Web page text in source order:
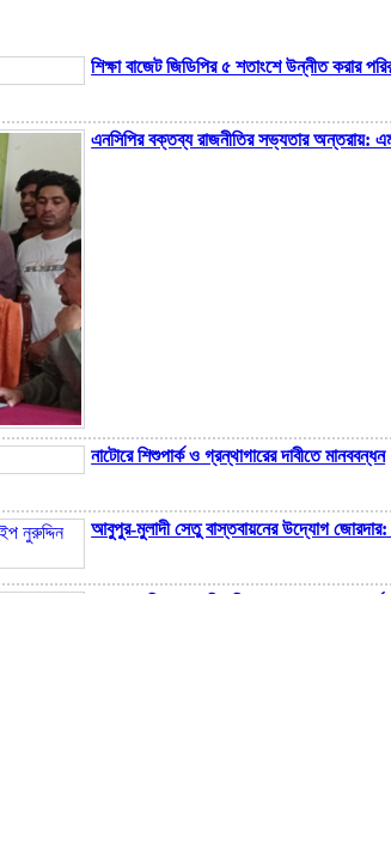
৬ শিশুর মৃত্যু
থাকলে হ্যাক হতে পারে ফোন
শিক্ষা বাজেট জিডিপির ৫ শতাংশে উন্নীত করার
এনসিপির বক্তব্য রাজনীতির সভ্যতার অন্তরায়:
নাটোরে শিশুপার্ক ও গ্রন্থাগারের দাবীতে মানববন্ধন
আবুপুর-মুলাদী সেতু বাস্তবায়নের উদ্যোগ জোরদার: